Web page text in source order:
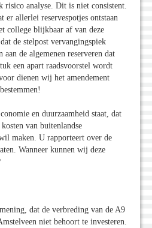
risico analyse. Dit is niet consistent.
allerlei reservespotjes ontstaan
college blijkbaar af van deze
de stelpost vervangingspiek
de algemenen reserveren dat
een apart raadsvoorstel wordt
dienen wij het amendement
en duurzaamheid staat, dat
van buitenlandse
maken. U rapporteert over de
Wanneer kunnen wij deze
dat de verbreding van de A9
niet behoort te investeren.